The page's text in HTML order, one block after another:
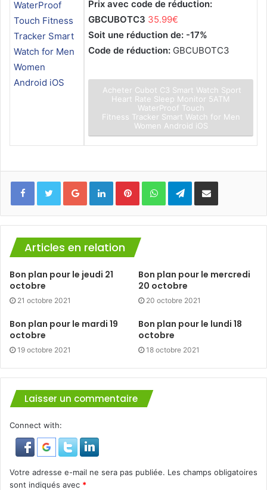
Prix avec code de réduction:
GBCUBOTC3 35.99€
Soit une réduction de: -17%
Code de réduction: GBCUBOTC3
Acheter Cubot C3 Smart Watch Sport
Heart Rate Sleep Monitor 5ATM
WaterProof Touch
Fitness Tracker Smart Watch for Men
Women Android iOS
FacebookTwitterGoogle+LinkedinPinterestWhatsAppTelegramPartager via mail
Articles en relation
Bon plan pour le jeudi 21
octobre
21 octobre 2021
Bon plan pour le mercredi
20 octobre
20 octobre 2021
Bon plan pour le mardi 19
octobre
19 octobre 2021
Bon plan pour le lundi 18
octobre
18 octobre 2021
Laisser un commentaire
Connect with:
Votre adresse e-mail ne sera pas publiée. Les champs obligatoires
sont indiqués avec *